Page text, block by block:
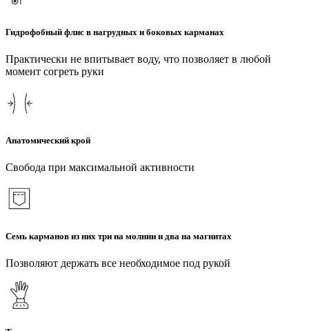
Гидрофобный флис в нагрудных и боковых карманах
Практически не впитывает воду, что позволяет в любой
момент согреть руки
Анатомический крой
Свобода при максимальной активности
Семь карманов из них три на молнии и два на магнитах
Позволяют держать все необходимое под рукой